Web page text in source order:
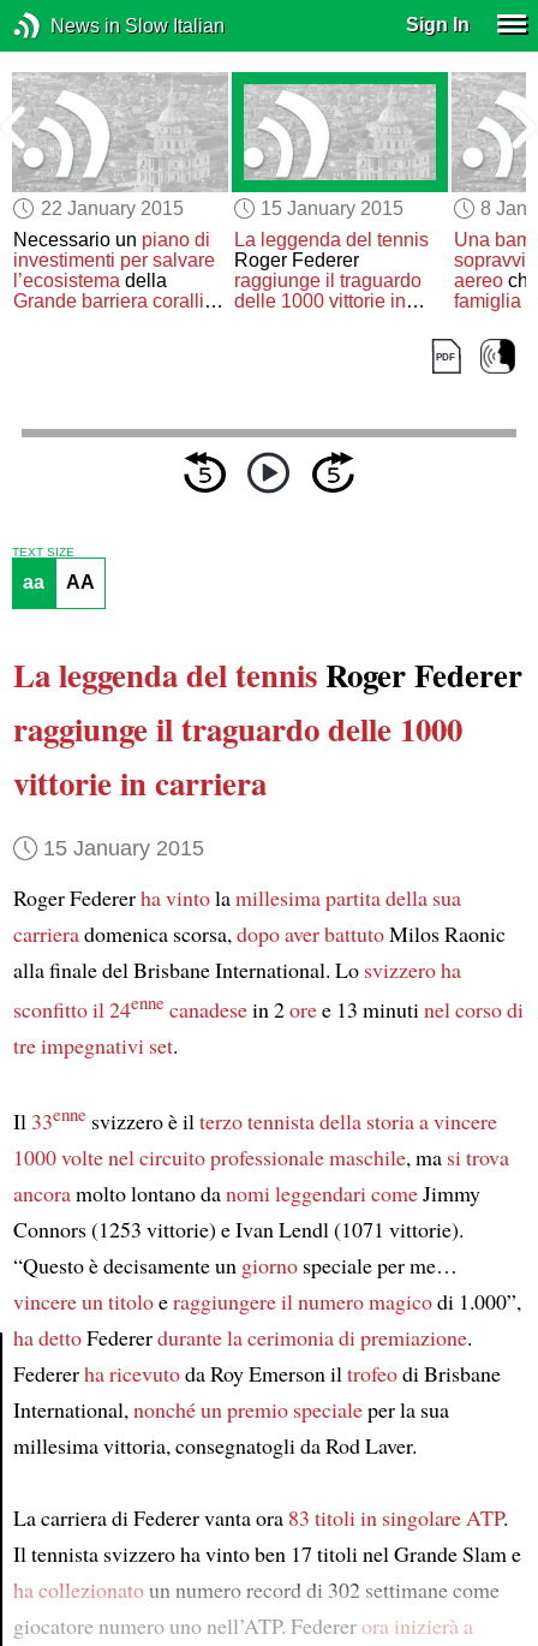
News in Slow Italian Sign In
22 January 2015
Necessario un piano di
investimenti per salvare
l’ecosistema della
Grande barriera corallina
15 January 2015
La leggenda del tennis
Roger Federer
raggiunge il traguardo
delle 1000 vittorie in
8
Una
aereo
famiglia
Article
TEXT SIZE
aa AA
La leggenda del tennisRoger Federer
raggiunge il traguardo delle 1000
vittorie in carriera
15 January 2015
Roger Federerha vintolamillesimapartita della sua
carrieradomenica scorsa,dopo aver battutoMilos Raonic
alla finale del Brisbane International. Lo svizzeroha
sconfittoil 24ennecanadesein 2oree 13 minutinel corso di
tre impegnativi set.
Il 33ennesvizzero è ilterzo tennista della storiaa vincere
1000 voltenel circuito professionale maschile, ma si trova
ancoramolto lontano danomi leggendaricomeJimmy
Connors (1253 vittorie) e Ivan Lendl (1071 vittorie).
“Questo è decisamente un giornospeciale per me…
vincere un titoloeraggiungere il numero magicodi 1.000”,
ha dettoFedererdurante la cerimonia di premiazione.
Federerha ricevutoda Roy Emerson iltrofeodi Brisbane
International,nonché un premio specialeper la sua
millesima vittoria, consegnatogli da Rod Laver.
La carriera di Federer vanta ora 83 titoli in singolare ATP.
Il tennista svizzero ha vinto ben 17 titoli nel Grande Slam e
ha collezionatoun numero record di 302 settimane come
giocatore numero uno nell’ATP. Federerora inizierà a